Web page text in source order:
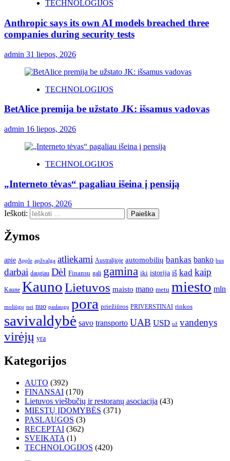
TECHNOLOGIJOS
Anthropic says its own AI models breached three
companies during security tests
admin 31 liepos, 2026
TECHNOLOGIJOS
BetAlice premija be užstato JK: išsamus vadovas
admin 16 liepos, 2026
TECHNOLOGIJOS
„Interneto tėvas“ pagaliau išeina į pensiją
admin 1 liepos, 2026
Ieškoti:
Žymos
apie Apple apžvalga atliekami Australijoje automobilių bankas banko bus
darbai daugiau Dėl Finansų gali gamina iki istorija iš kad kaip
Kaune KaunoLietuvos maisto mano metų miesto mln
moliūgų nei nuo paslaugų pora priežiūros PRIVERSTINAI rinkos
savivaldybė savo transporto UAB USD už vandenys
virėjų yra
Kategorijos
AUTO (392)
FINANSAI (170)
Lietuvos viešbučių ir restoranų asociacija (43)
MIESTŲ ĮDOMYBĖS (371)
PASLAUGOS (3)
RECEPTAI (362)
SVEIKATA (1)
TECHNOLOGIJOS (420)